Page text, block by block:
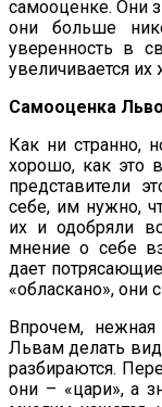
самооценке. Они
они больше
уверенность в
увеличивается
Самооценка
Как ни странно,
хорошо, как это
представители
себе, им нужно,
их и одобряли
мнение о себе
дает
«обласкано», они
Впрочем,
Львам делать
разбираются.
они – «цари», а